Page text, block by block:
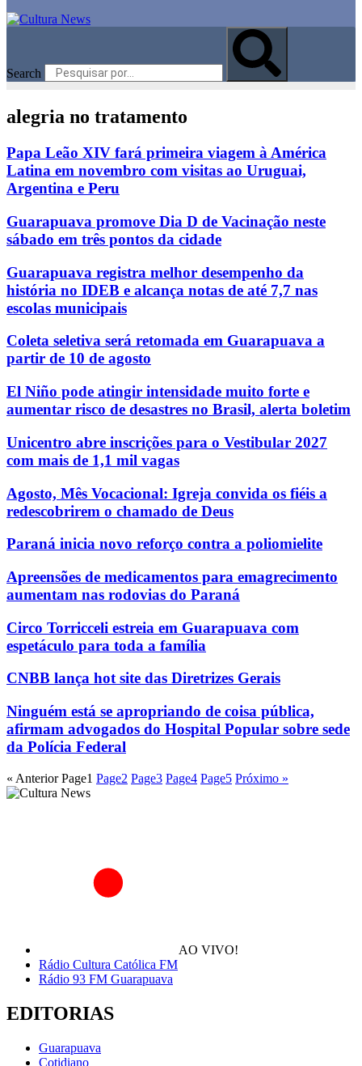
Search
alegria no tratamento
Papa Leão XIV fará primeira viagem à América
Latina em novembro com visitas ao Uruguai,
Argentina e Peru
Guarapuava promove Dia D de Vacinação neste
sábado em três pontos da cidade
Guarapuava registra melhor desempenho da
história no IDEB e alcança notas de até 7,7 nas
escolas municipais
Coleta seletiva será retomada em Guarapuava a
partir de 10 de agosto
El Niño pode atingir intensidade muito forte e
aumentar risco de desastres no Brasil, alerta boletim
Unicentro abre inscrições para o Vestibular 2027
com mais de 1,1 mil vagas
Agosto, Mês Vocacional: Igreja convida os fiéis a
redescobrirem o chamado de Deus
Paraná inicia novo reforço contra a poliomielite
Apreensões de medicamentos para emagrecimento
aumentam nas rodovias do Paraná
Circo Torricceli estreia em Guarapuava com
espetáculo para toda a família
CNBB lança hot site das Diretrizes Gerais
Ninguém está se apropriando de coisa pública,
afirmam advogados do Hospital Popular sobre sede
da Polícia Federal
« Anterior Page1 Page2 Page3 Page4 Page5 Próximo »
AO VIVO!
Rádio Cultura Católica FM
Rádio 93 FM Guarapuava
EDITORIAS
Guarapuava
Cotidiano